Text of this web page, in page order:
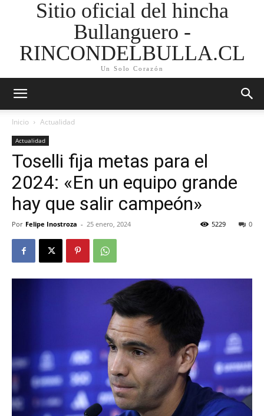
Sitio oficial del hincha
Bullanguero -
RINCONDELBULLA.CL
Un Solo Corazón
Inicio Actualidad
Actualidad
Toselli fija metas para el
2024: «En un equipo grande
hay que salir campeón»
Por Felipe Inostroza - 25 enero, 2024 0
5229